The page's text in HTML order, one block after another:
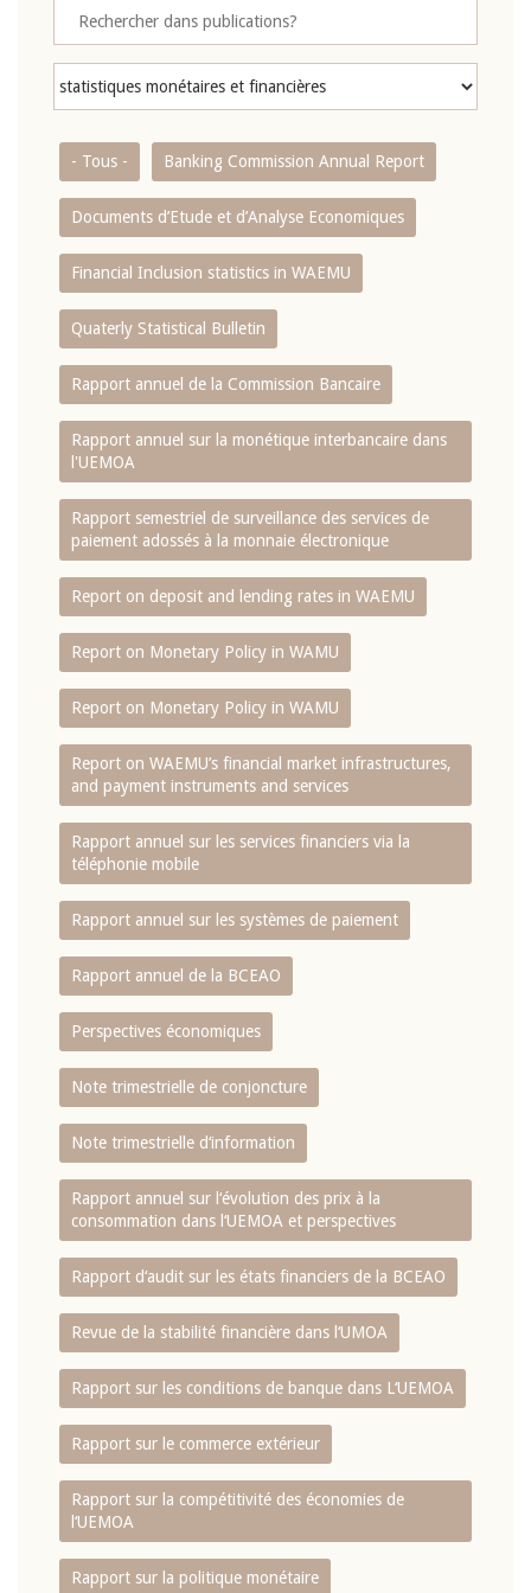
- Tous - Banking Commission Annual Report
Documents d’Etude et d’Analyse Economiques
Financial Inclusion statistics in WAEMU
Quaterly Statistical Bulletin
Rapport annuel de la Commission Bancaire
Rapport annuel sur la monétique interbancaire dans
l'UEMOA
Rapport semestriel de surveillance des services de
paiement adossés à la monnaie électronique
Report on deposit and lending rates in WAEMU
Report on Monetary Policy in WAMU
Report on Monetary Policy in WAMU
Report on WAEMU’s financial market infrastructures,
and payment instruments and services
Rapport annuel sur les services financiers via la
téléphonie mobile
Rapport annuel sur les systèmes de paiement
Rapport annuel de la BCEAO
Perspectives économiques
Note trimestrielle de conjoncture
Note trimestrielle d‘information
Rapport annuel sur l‘évolution des prix à la
consommation dans l‘UEMOA et perspectives
Rapport d‘audit sur les états financiers de la BCEAO
Revue de la stabilité financière dans l‘UMOA
Rapport sur les conditions de banque dans L‘UEMOA
Rapport sur le commerce extérieur
Rapport sur la compétitivité des économies de
l‘UEMOA
Rapport sur la politique monétaire